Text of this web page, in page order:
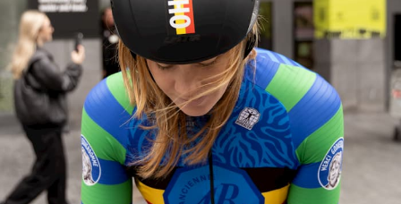
Actualités
Infos visiteurs
AB ❤ you